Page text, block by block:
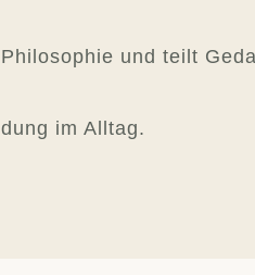
und teilt
im Alltag.